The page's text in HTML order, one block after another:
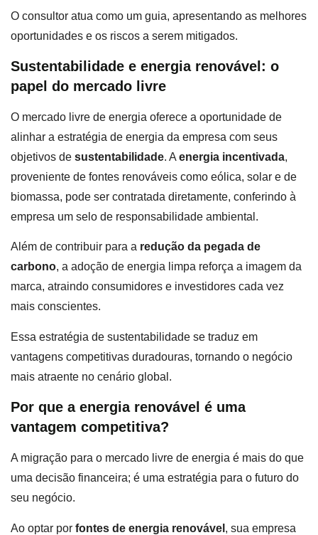
O consultor atua como um guia, apresentando as melhores
oportunidades e os riscos a serem mitigados.
Sustentabilidade e energia renovável: o
papel do mercado livre
O mercado livre de energia oferece a oportunidade de
alinhar a estratégia de energia da empresa com seus
objetivos de sustentabilidade. A energia incentivada,
proveniente de fontes renováveis como eólica, solar e de
biomassa, pode ser contratada diretamente, conferindo à
empresa um selo de responsabilidade ambiental.
Além de contribuir para a redução da pegada de
carbono, a adoção de energia limpa reforça a imagem da
marca, atraindo consumidores e investidores cada vez
mais conscientes.
Essa estratégia de sustentabilidade se traduz em
vantagens competitivas duradouras, tornando o negócio
mais atraente no cenário global.
Por que a energia renovável é uma
vantagem competitiva?
A migração para o mercado livre de energia é mais do que
uma decisão financeira; é uma estratégia para o futuro do
seu negócio.
Ao optar por fontes de energia renovável , sua empresa